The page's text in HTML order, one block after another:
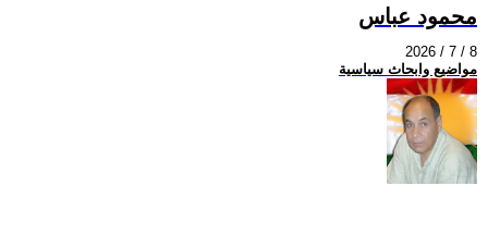
محمود عباس
2026 / 7 / 8
مواضيع وابحاث سياسية